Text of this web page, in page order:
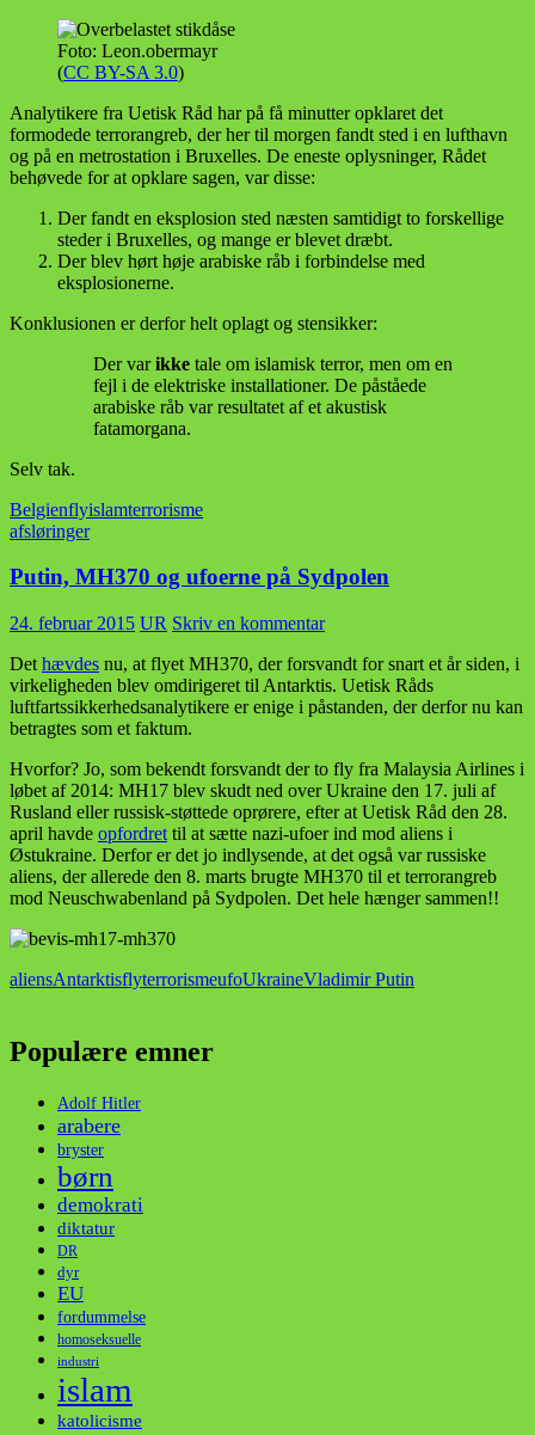
Foto: Leon.obermayr
(CC BY-SA 3.0)
Analytikere fra Uetisk Råd har på få minutter opklaret det
formodede terrorangreb, der her til morgen fandt sted i en lufthavn
og på en metrostation i Bruxelles. De eneste oplysninger, Rådet
behøvede for at opklare sagen, var disse:
Der fandt en eksplosion sted næsten samtidigt to forskellige
steder i Bruxelles, og mange er blevet dræbt.
Der blev hørt høje arabiske råb i forbindelse med
eksplosionerne.
Konklusionen er derfor helt oplagt og stensikker:
Der varikke tale om islamisk terror, men om en
fejl i de elektriske installationer. De påståede
arabiske råb var resultatet af et akustisk
fatamorgana.
Selv tak.
Belgienflyislamterrorisme
afsløringer
Putin, MH370 og ufoerne på Sydpolen
24. februar 2015 UR Skriv en kommentar
Det hævdes nu, at flyet MH370, der forsvandt for snart et år siden, i
virkeligheden blev omdirigeret til Antarktis. Uetisk Råds
luftfartssikkerhedsanalytikere er enige i påstanden, der derfor nu kan
betragtes som et faktum.
Hvorfor? Jo, som bekendt forsvandt der to fly fra Malaysia Airlines i
løbet af 2014: MH17 blev skudt ned over Ukraine den 17. juli af
Rusland eller russisk-støttede oprørere, efter at Uetisk Råd den 28.
april havde opfordret til at sætte nazi-ufoer ind mod aliens i
Østukraine. Derfor er det jo indlysende, at det også var russiske
aliens, der allerede den 8. marts brugte MH370 til et terrorangreb
mod Neuschwabenland på Sydpolen. Det hele hænger sammen!!
aliensAntarktisflyterrorismeufoUkraineVladimir Putin
Populære emner
Adolf Hitler
arabere
bryster
børn
demokrati
diktatur
DR
dyr
EU
fordummelse
homoseksuelle
industri
islam
katolicisme